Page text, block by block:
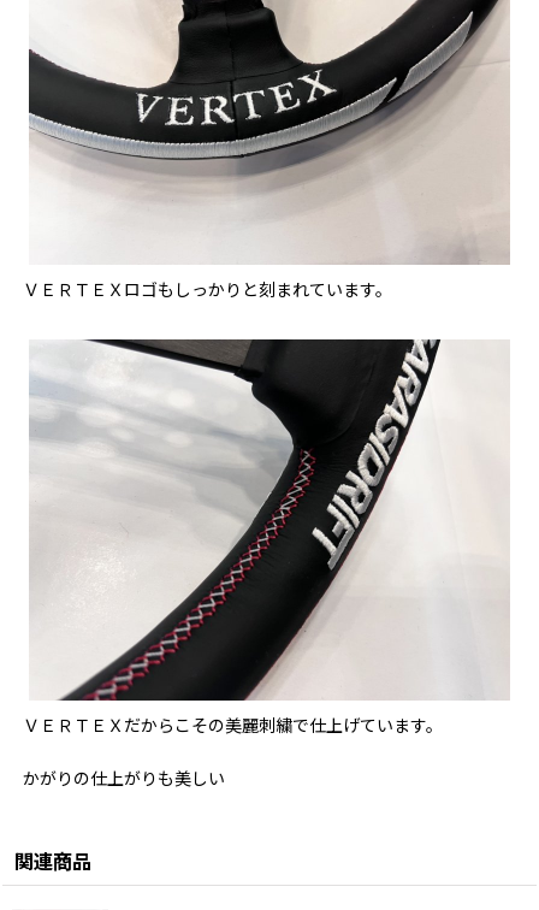
ＶＥＲＴＥＸロゴもしっかりと刻まれています。
ＶＥＲＴＥＸだからこその美麗刺繍で仕上げています。
かがりの仕上がりも美しい
関連商品